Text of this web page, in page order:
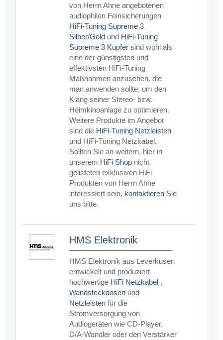
von Herrn Ahne angebotenen
audiophilen Feinsicherungen
HiFi-Tuning Supreme 3
Silber/Gold und HiFi-Tuning
Supreme 3 Kupfer sind wohl als
eine der günstigsten und
effektivsten HiFi-Tuning
Maßnahmen anzusehen, die
man anwenden sollte, um den
Klang seiner Stereo- bzw.
Heimkinoanlage zu optimieren.
Weitere Produkte im Angebot
sind die HiFi-Tuning Netzleisten
und HiFi-Tuning Netzkabel.
Sollten Sie an weitern, hier in
unserem HiFi Shop nicht
gelisteten exklusiven HiFi-
Produkten von Herrn Ahne
interessiert sein, kontaktieren Sie
uns bitte.
HMS Elektronik
HMS Elektronik aus Leverkusen
entwickelt und produziert
hochwertige HiFi Netzkabel ,
Wandsteckdosen und
Netzleisten für die
Stromversorgung von
Audiogeräten wie CD-Player,
D/A-Wandler oder den Verstärker